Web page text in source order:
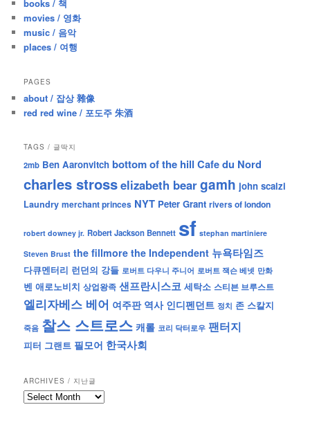
books / 책
movies / 영화
music / 음악
places / 여행
PAGES
about / 잡상 雜像
red red wine / 포도주 朱酒
TAGS / 글딱지
2mb Ben Aaronvitch bottom of the hill Cafe du Nord
charles strosselizabeth beargamh john scalzi
Laundry merchant princes NYT Peter Grant rivers of london
robert downey jr. Robert Jackson Bennett sf stephan martiniere
Steven Brust the fillmore the Independent 뉴욕타임즈
다큐멘터리 런던의 강들 로버트 다우니 주니어 로버트 잭슨 베넷 만화
벤 애로노비치 상업왕족 샌프란시스코 세탁소 스티븐 브루스트
엘리자베스 베어 여주판 역사 인디펜던트 정치 존 스칼지
죽음 찰스 스트로스 캐롤 코리 닥터로우 팬터지
피터 그랜트 필모어 한국사회
ARCHIVES / 지난글
archives